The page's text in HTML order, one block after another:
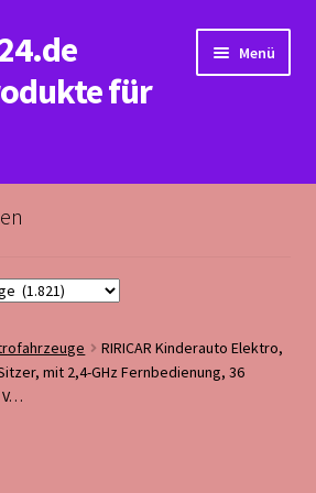
für
Menü
RIRICAR Kinderauto Elektro,
mit 2,4-GHz Fernbedienung, 36
V…